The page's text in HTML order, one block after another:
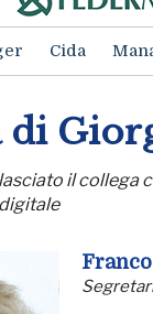
Cida
il collega